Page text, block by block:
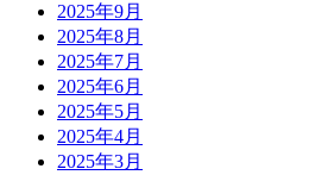
2025年9月
2025年8月
2025年7月
2025年6月
2025年5月
2025年4月
2025年3月